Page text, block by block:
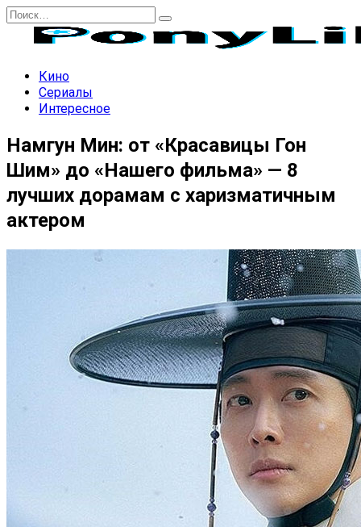
Перейти
содержанию
Search
Кино
Сериалы
Интересное
Намгун Мин: от «Красавицы Гон
Шим» до «Нашего фильма» — 8
лучших дорамам с харизматичным
актером